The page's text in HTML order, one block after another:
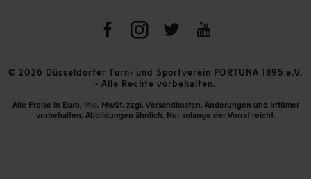
© 2026 Düsseldorfer Turn- und Sportverein FORTUNA 1895 e.V.
- Alle Rechte vorbehalten.
Alle Preise in Euro, inkl. MwSt. zzgl. Versandkosten. Änderungen und Irrtümer
vorbehalten. Abbildungen ähnlich. Nur solange der Vorrat reicht.